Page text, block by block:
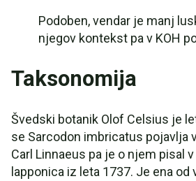
Podoben, vendar je manj
njegov kontekst pa v KOH
Taksonomija
Švedski botanik Olof Celsius je
se Sarcodon imbricatus pojavlja
Carl Linnaeus pa je o njem pisal
lapponica iz leta 1737. Je ena od